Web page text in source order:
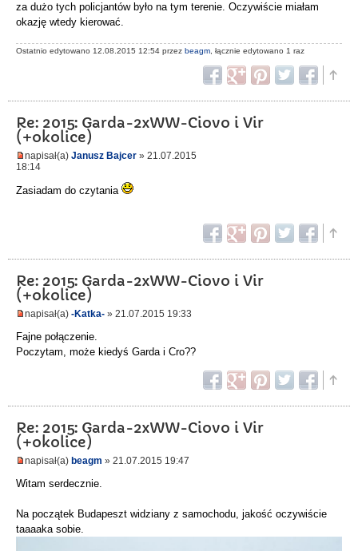
za dużo tych policjantów było na tym terenie. Oczywiście miałam
okazję wtedy kierować.
Ostatnio edytowano 12.08.2015 12:54 przez beagm , łącznie edytowano 1 raz
Re: 2015: Garda-2xWW-Ciovo i Vir
(+okolice)
napisał(a) Janusz Bajcer » 21.07.2015
18:14
Zasiadam do czytania
Re: 2015: Garda-2xWW-Ciovo i Vir
(+okolice)
napisał(a) -Katka- » 21.07.2015 19:33
Fajne połączenie.
Poczytam, może kiedyś Garda i Cro??
Re: 2015: Garda-2xWW-Ciovo i Vir
(+okolice)
napisał(a) beagm » 21.07.2015 19:47
Witam serdecznie.
Na początek Budapeszt widziany z samochodu, jakość oczywiście
taaaaka sobie.